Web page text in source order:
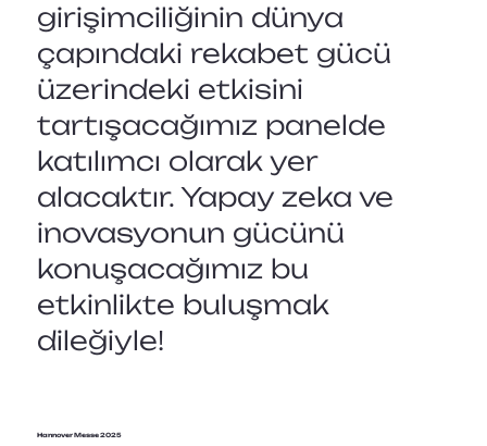
girişimciliğinin dünya
çapındaki rekabet gücü
üzerindeki etkisini
tartışacağımız panelde
katılımcı olarak yer
alacaktır. Yapay zeka ve
inovasyonun gücünü
konuşacağımız bu
etkinlikte buluşmak
dileğiyle!
Hannover Messe 2025